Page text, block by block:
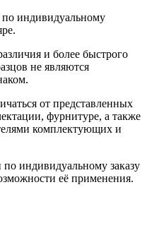
индивидуальному
и более быстрого
не являются
от представленных
фурнитуре, а также
комплектующих и
индивидуальному заказу
её применения.